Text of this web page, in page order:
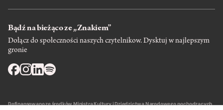
Bądź na bieżąco ze „Znakiem”
Dołącz do społeczności naszych czytelnikow. Dysktuj w najlepszym
gronie
Dofinansowano ze środków Ministra Kultury i Dziedzictwa Narodowego pochodzących